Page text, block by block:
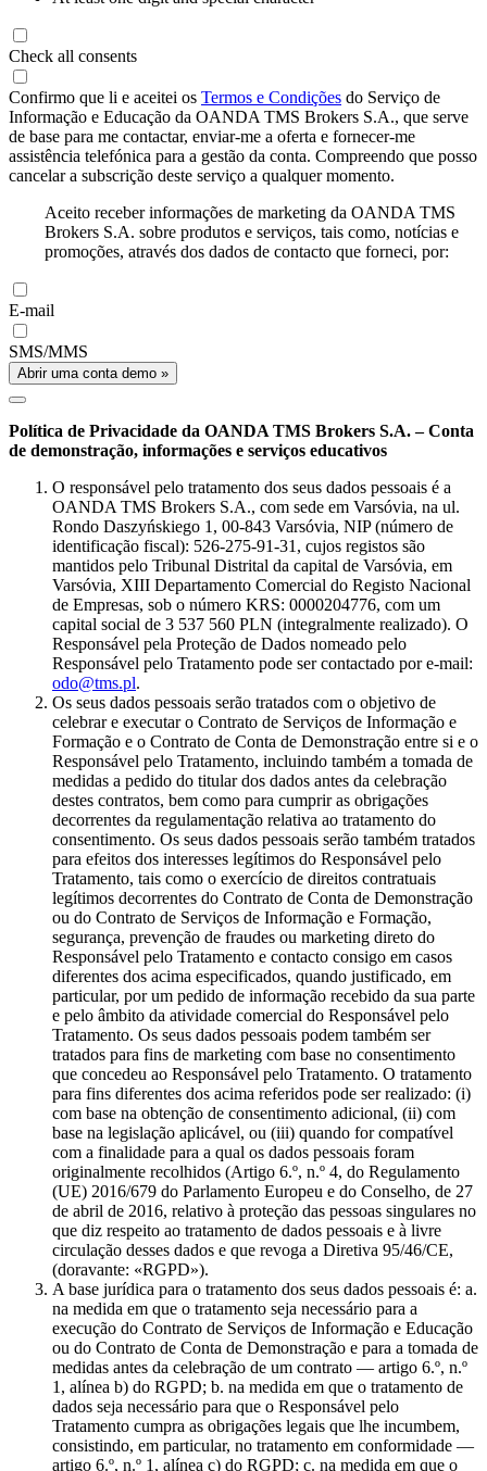
Check all consents
Confirmo que li e aceitei os Termos e Condições do Serviço de
Informação e Educação da OANDA TMS Brokers S.A., que serve
de base para me contactar, enviar-me a oferta e fornecer-me
assistência telefónica para a gestão da conta. Compreendo que posso
cancelar a subscrição deste serviço a qualquer momento.
Aceito receber informações de marketing da OANDA TMS
Brokers S.A. sobre produtos e serviços, tais como, notícias e
promoções, através dos dados de contacto que forneci, por:
E-mail
SMS/MMS
Abrir uma conta demo »
Política de Privacidade da OANDA TMS Brokers S.A. – Conta
de demonstração, informações e serviços educativos
O responsável pelo tratamento dos seus dados pessoais é a
OANDA TMS Brokers S.A., com sede em Varsóvia, na ul.
Rondo Daszyńskiego 1, 00-843 Varsóvia, NIP (número de
identificação fiscal): 526-275-91-31, cujos registos são
mantidos pelo Tribunal Distrital da capital de Varsóvia, em
Varsóvia, XIII Departamento Comercial do Registo Nacional
de Empresas, sob o número KRS: 0000204776, com um
capital social de 3 537 560 PLN (integralmente realizado). O
Responsável pela Proteção de Dados nomeado pelo
Responsável pelo Tratamento pode ser contactado por e-mail:
odo@tms.pl.
Os seus dados pessoais serão tratados com o objetivo de
celebrar e executar o Contrato de Serviços de Informação e
Formação e o Contrato de Conta de Demonstração entre si e o
Responsável pelo Tratamento, incluindo também a tomada de
medidas a pedido do titular dos dados antes da celebração
destes contratos, bem como para cumprir as obrigações
decorrentes da regulamentação relativa ao tratamento do
consentimento. Os seus dados pessoais serão também tratados
para efeitos dos interesses legítimos do Responsável pelo
Tratamento, tais como o exercício de direitos contratuais
legítimos decorrentes do Contrato de Conta de Demonstração
ou do Contrato de Serviços de Informação e Formação,
segurança, prevenção de fraudes ou marketing direto do
Responsável pelo Tratamento e contacto consigo em casos
diferentes dos acima especificados, quando justificado, em
particular, por um pedido de informação recebido da sua parte
e pelo âmbito da atividade comercial do Responsável pelo
Tratamento. Os seus dados pessoais podem também ser
tratados para fins de marketing com base no consentimento
que concedeu ao Responsável pelo Tratamento. O tratamento
para fins diferentes dos acima referidos pode ser realizado: (i)
com base na obtenção de consentimento adicional, (ii) com
base na legislação aplicável, ou (iii) quando for compatível
com a finalidade para a qual os dados pessoais foram
originalmente recolhidos (Artigo 6.º, n.º 4, do Regulamento
(UE) 2016/679 do Parlamento Europeu e do Conselho, de 27
de abril de 2016, relativo à proteção das pessoas singulares no
que diz respeito ao tratamento de dados pessoais e à livre
circulação desses dados e que revoga a Diretiva 95/46/CE,
(doravante: «RGPD»).
A base jurídica para o tratamento dos seus dados pessoais é: a.
na medida em que o tratamento seja necessário para a
execução do Contrato de Serviços de Informação e Educação
ou do Contrato de Conta de Demonstração e para a tomada de
medidas antes da celebração de um contrato — artigo 6.º, n.º
1, alínea b) do RGPD; b. na medida em que o tratamento de
dados seja necessário para que o Responsável pelo
Tratamento cumpra as obrigações legais que lhe incumbem,
consistindo, em particular, no tratamento em conformidade —
artigo 6.º, n.º 1, alínea c) do RGPD; c. na medida em que o